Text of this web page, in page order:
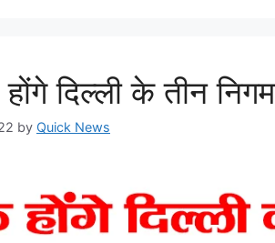
दिल्ली के तीन
by Quick News